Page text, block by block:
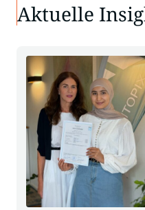
Aktuelle